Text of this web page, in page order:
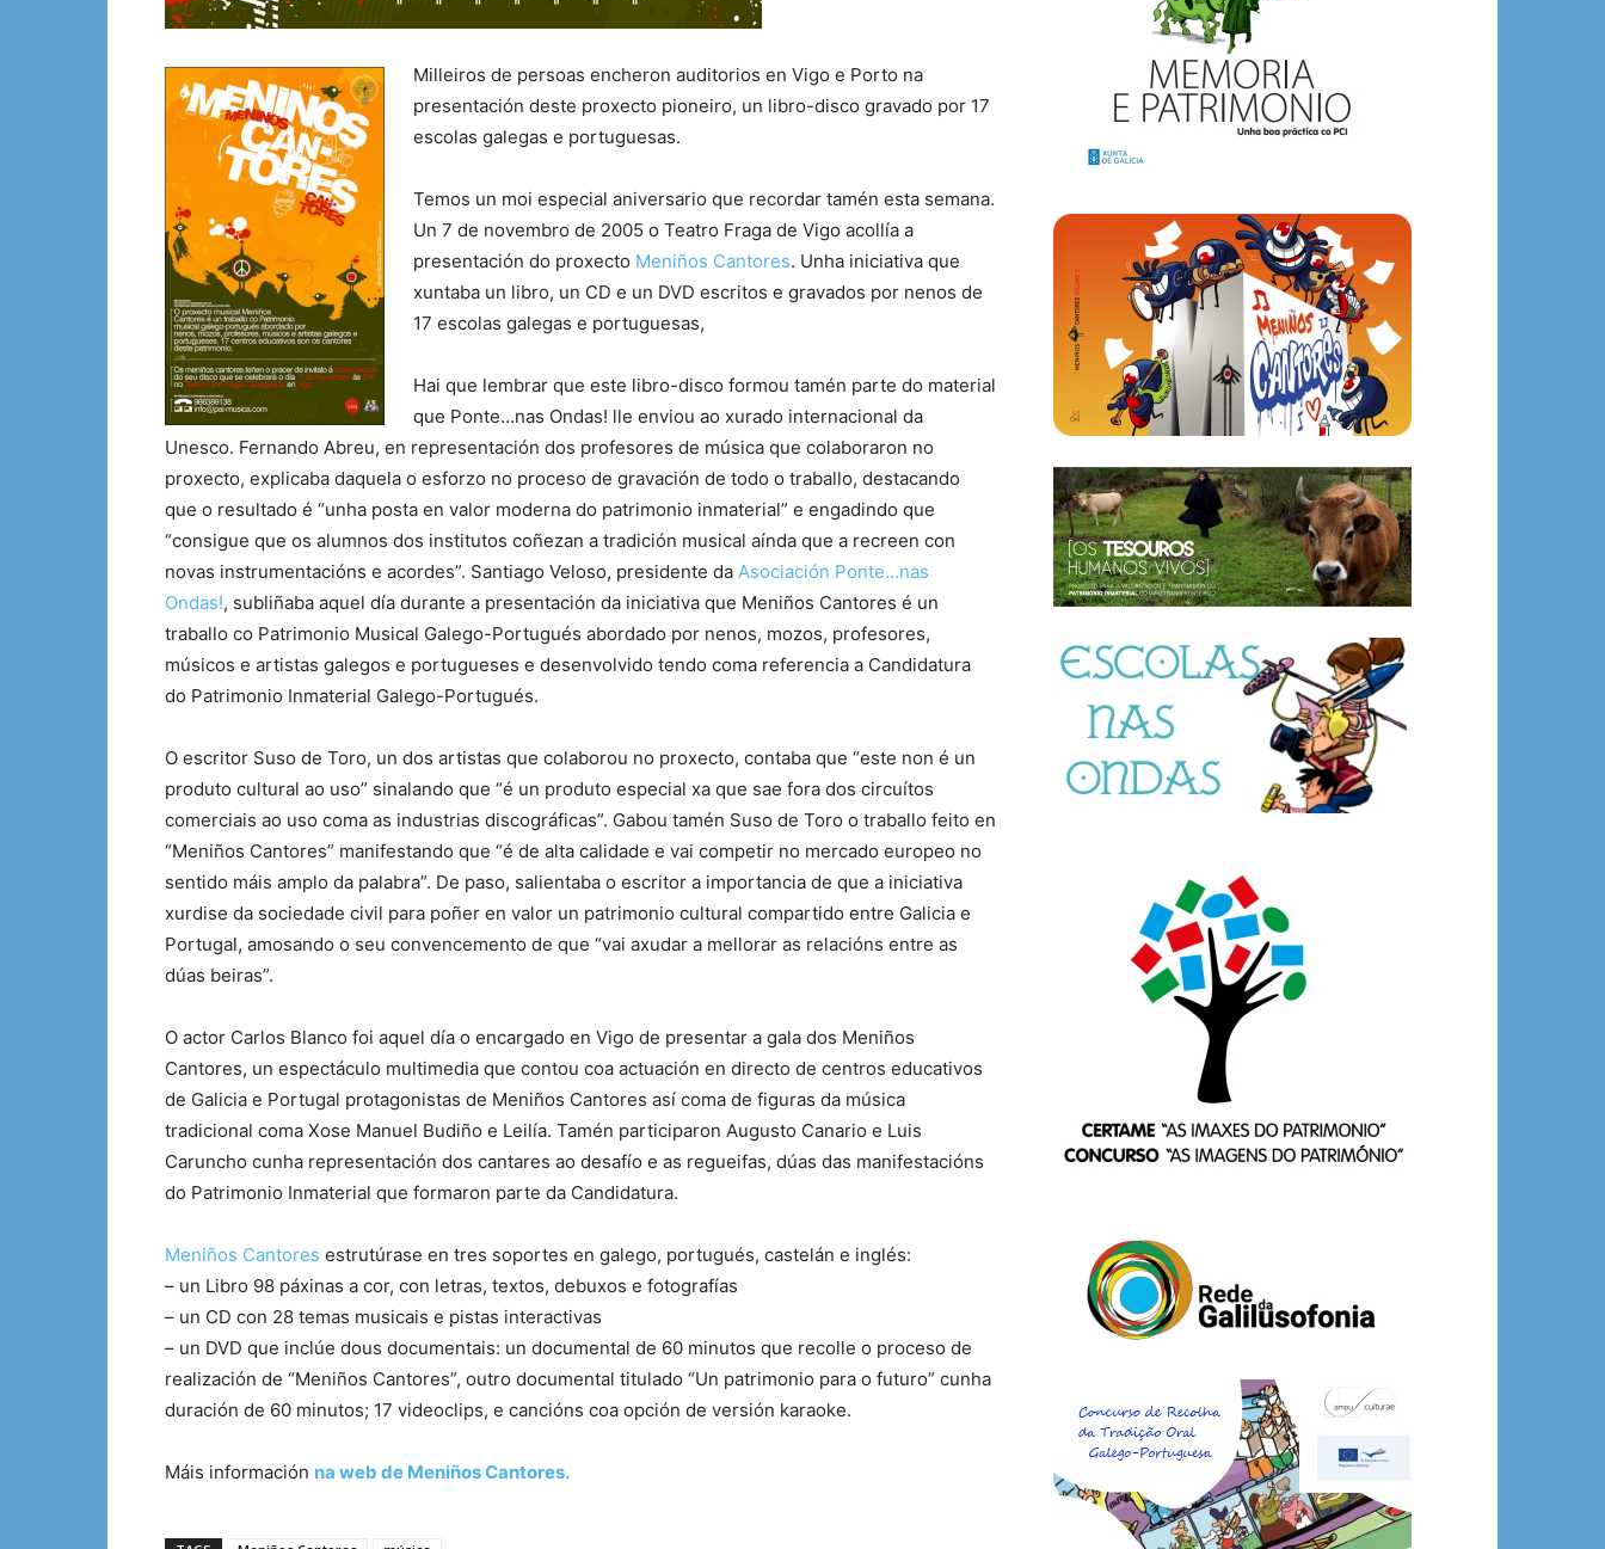
Milleiros de persoas encheron auditorios en Vigo e Porto na
presentación deste proxecto pioneiro, un libro-disco gravado por 17
escolas galegas e portuguesas.
Temos un moi especial aniversario que recordar tamén esta semana.
Un 7 de novembro de 2005 o Teatro Fraga de Vigo acollía a
presentación do proxecto Meniños Cantores. Unha iniciativa que
xuntaba un libro, un CD e un DVD escritos e gravados por nenos de
17 escolas galegas e portuguesas,
Hai que lembrar que este libro-disco formou tamén parte do material
que Ponte…nas Ondas! lle enviou ao xurado internacional da
Unesco. Fernando Abreu, en representación dos profesores de música que colaboraron no
proxecto, explicaba daquela o esforzo no proceso de gravación de todo o traballo, destacando
que o resultado é “unha posta en valor moderna do patrimonio inmaterial” e engadindo que
“consigue que os alumnos dos institutos coñezan a tradición musical aínda que a recreen con
novas instrumentacións e acordes”. Santiago Veloso, presidente da Asociación Ponte…nas
Ondas!, subliñaba aquel día durante a presentación da iniciativa que Meniños Cantores é un
traballo co Patrimonio Musical Galego-Portugués abordado por nenos, mozos, profesores,
músicos e artistas galegos e portugueses e desenvolvido tendo coma referencia a Candidatura
do Patrimonio Inmaterial Galego-Portugués.
O escritor Suso de Toro, un dos artistas que colaborou no proxecto, contaba que “este non é un
produto cultural ao uso” sinalando que “é un produto especial xa que sae fora dos circuítos
comerciais ao uso coma as industrias discográficas”. Gabou tamén Suso de Toro o traballo feito en
“Meniños Cantores” manifestando que “é de alta calidade e vai competir no mercado europeo no
sentido máis amplo da palabra”. De paso, salientaba o escritor a importancia de que a iniciativa
xurdise da sociedade civil para poñer en valor un patrimonio cultural compartido entre Galicia e
Portugal, amosando o seu convencemento de que “vai axudar a mellorar as relacións entre as
dúas beiras”.
O actor Carlos Blanco foi aquel día o encargado en Vigo de presentar a gala dos Meniños
Cantores, un espectáculo multimedia que contou coa actuación en directo de centros educativos
de Galicia e Portugal protagonistas de Meniños Cantores así coma de figuras da música
tradicional coma Xose Manuel Budiño e Leilía. Tamén participaron Augusto Canario e Luis
Caruncho cunha representación dos cantares ao desafío e as regueifas, dúas das manifestacións
do Patrimonio Inmaterial que formaron parte da Candidatura.
Meniños Cantores estrutúrase en tres soportes en galego, portugués, castelán e inglés:
– un Libro 98 páxinas a cor, con letras, textos, debuxos e fotografías
– un CD con 28 temas musicais e pistas interactivas
– un DVD que inclúe dous documentais: un documental de 60 minutos que recolle o proceso de
realización de “Meniños Cantores”, outro documental titulado “Un patrimonio para o futuro” cunha
duración de 60 minutos; 17 videoclips, e cancións coa opción de versión karaoke.
Máis información na web de Meniños Cantores.